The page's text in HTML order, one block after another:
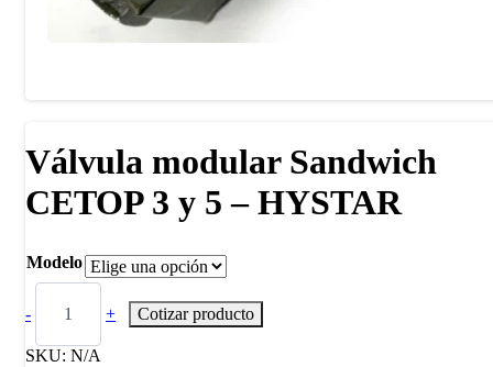
Válvula modular Sandwich
CETOP 3 y 5 – HYSTAR
Modelo
- + Cotizar producto
SKU: N/A